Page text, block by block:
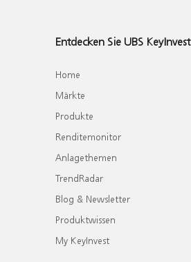
Entdecken Sie UBS KeyInvest
Home
Märkte
Produkte
Renditemonitor
Anlagethemen
TrendRadar
Blog & Newsletter
Produktwissen
My KeyInvest